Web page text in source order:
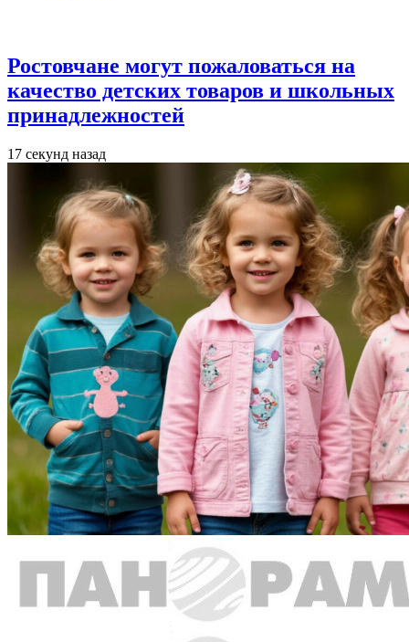
Ростовчане могут пожаловаться на
качество детских товаров и школьных
принадлежностей
17 секунд назад